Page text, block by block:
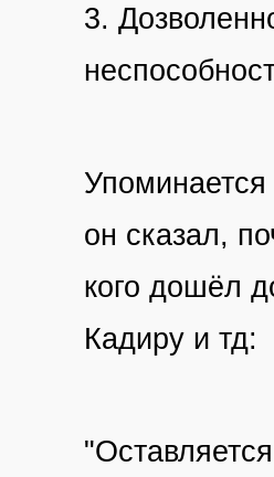
3.
он сказал,
кого дошёл
Кадиру и тд: